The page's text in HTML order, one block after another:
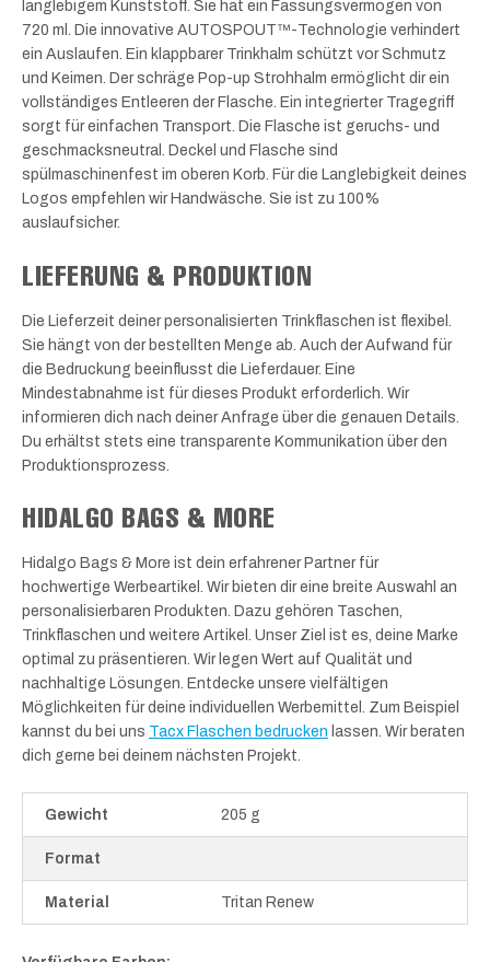
langlebigem Kunststoff. Sie hat ein Fassungsvermögen von
720 ml. Die innovative AUTOSPOUT™-Technologie verhindert
ein Auslaufen. Ein klappbarer Trinkhalm schützt vor Schmutz
und Keimen. Der schräge Pop-up Strohhalm ermöglicht dir ein
vollständiges Entleeren der Flasche. Ein integrierter Tragegriff
sorgt für einfachen Transport. Die Flasche ist geruchs- und
geschmacksneutral. Deckel und Flasche sind
spülmaschinenfest im oberen Korb. Für die Langlebigkeit deines
Logos empfehlen wir Handwäsche. Sie ist zu 100%
auslaufsicher.
LIEFERUNG & PRODUKTION
Die Lieferzeit deiner personalisierten Trinkflaschen ist flexibel.
Sie hängt von der bestellten Menge ab. Auch der Aufwand für
die Bedruckung beeinflusst die Lieferdauer. Eine
Mindestabnahme ist für dieses Produkt erforderlich. Wir
informieren dich nach deiner Anfrage über die genauen Details.
Du erhältst stets eine transparente Kommunikation über den
Produktionsprozess.
HIDALGO BAGS & MORE
Hidalgo Bags & More ist dein erfahrener Partner für
hochwertige Werbeartikel. Wir bieten dir eine breite Auswahl an
personalisierbaren Produkten. Dazu gehören Taschen,
Trinkflaschen und weitere Artikel. Unser Ziel ist es, deine Marke
optimal zu präsentieren. Wir legen Wert auf Qualität und
nachhaltige Lösungen. Entdecke unsere vielfältigen
Möglichkeiten für deine individuellen Werbemittel. Zum Beispiel
kannst du bei uns Tacx Flaschen bedrucken lassen. Wir beraten
dich gerne bei deinem nächsten Projekt.
Gewicht 205 g
Format
Material Tritan Renew